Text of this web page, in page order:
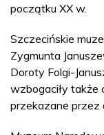
początku XX w.
Szczecińskie
Zygmunta
Doroty Folgi-
wzbogaciły także
przekazane przez